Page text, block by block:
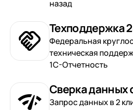
назад
Техподдержка
Федеральная
техническая
1С-Отчетность
Сверка данных
Запрос данных в 2